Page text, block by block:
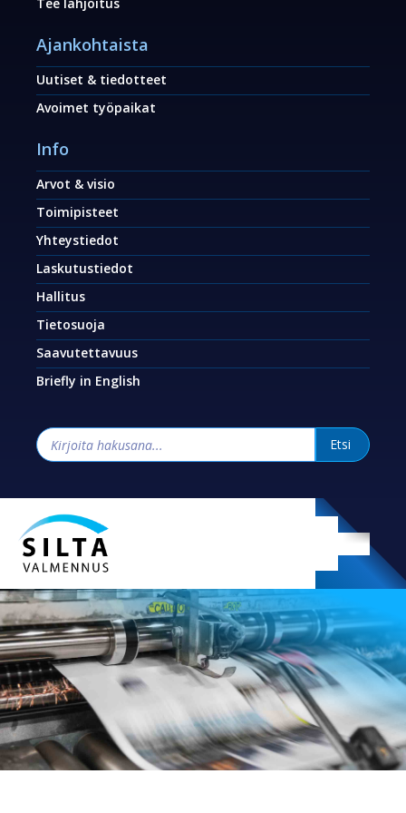
Ajankohtaista
Uutiset & tiedotteet
Avoimet työpaikat
Info
Arvot & visio
Toimipisteet
Yhteystiedot
Laskutustiedot
Hallitus
Tietosuoja
Saavutettavuus
Briefly in English